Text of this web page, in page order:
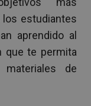
los estudiantes
aprendido al
que te permita
de